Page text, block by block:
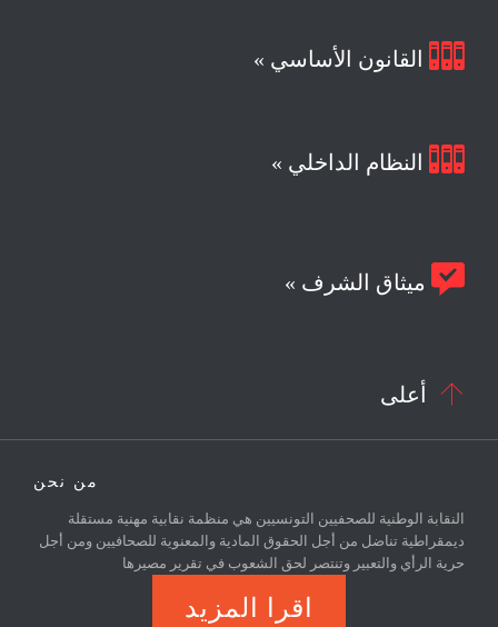
 القانون الأساسي »
 النظام الداخلي »
 ميثاق الشرف »
 أعلى
من نحن
النقابة الوطنية للصحفيين التونسيين هي منظمة نقابية مهنية مستقلة
ديمقراطية تناضل من أجل الحقوق المادية والمعنوية للصحافيين ومن أجل
حرية الرأي والتعبير وتنتصر لحق الشعوب في تقرير مصيرها
اقرا المزيد